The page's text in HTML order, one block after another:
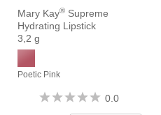
Mary Kay® Supreme
Hydrating Lipstick
3,2 g
Poetic Pink
0.0